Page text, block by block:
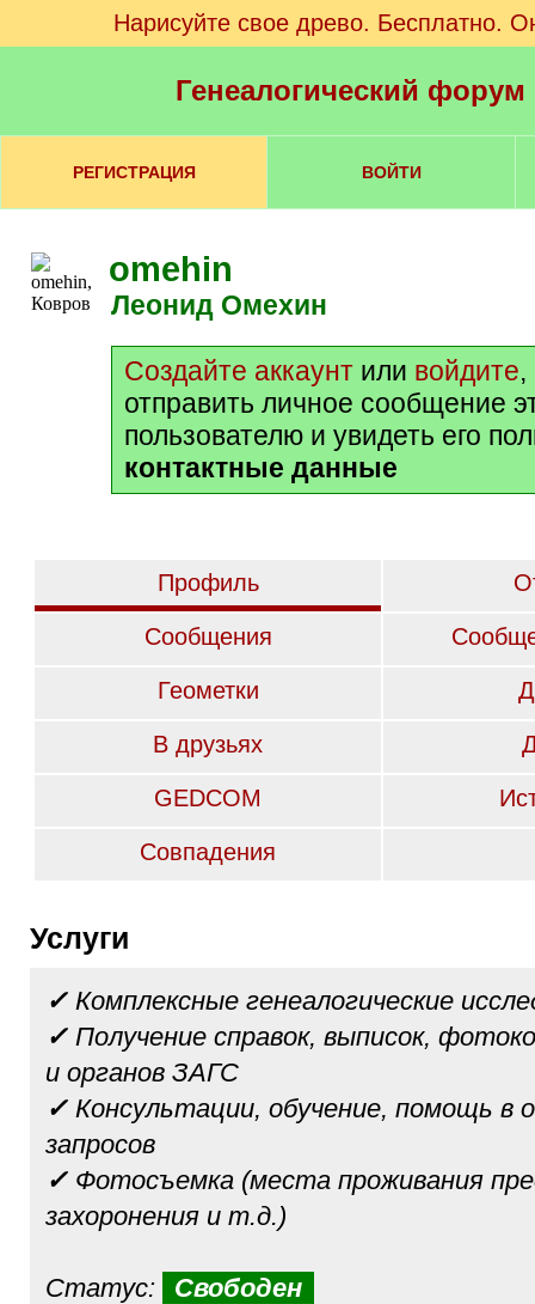
Нарисуйте свое древо. Бесплатно.
Генеалогический
РЕГИСТРАЦИЯ ВОЙТИ
omehin
Леонид Омехин
Создайте аккаунт или войдите,
отправить личное сообщение
пользователю и увидеть его
контактные данные
Профиль
Сообщения
Геометки
В друзьях
GEDCOM
Совпадения
Услуги
✓ Комплексные генеалогические
✓ Получение справок, выписок,
и органов ЗАГС
✓ Консультации, обучение, помощь в
запросов
✓ Фотосъемка (места проживания
захоронения и т.д.)
Статус:
Свободен